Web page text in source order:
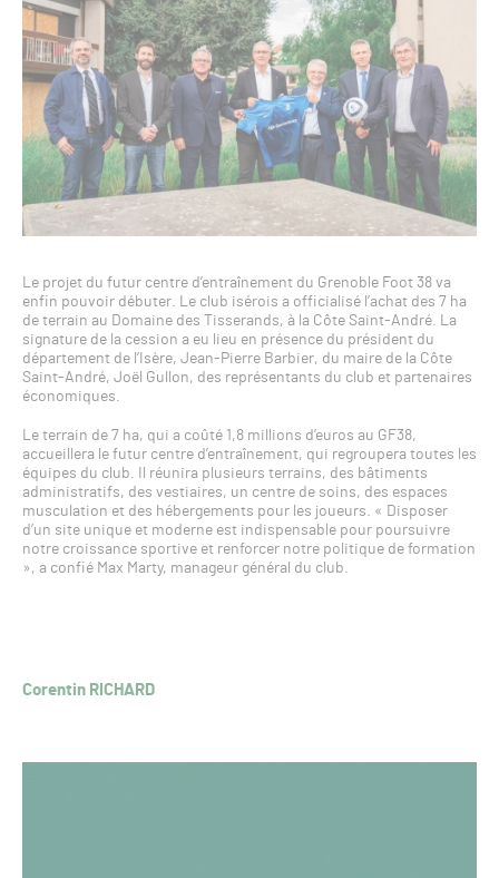
Le projet du futur centre d’entraînement du Grenoble Foot 38 va
enfin pouvoir débuter. Le club isérois a officialisé l’achat des 7 ha
de terrain au Domaine des Tisserands, à la Côte Saint-André. La
signature de la cession a eu lieu en présence du président du
département de l’Isère, Jean-Pierre Barbier, du maire de la Côte
Saint-André, Joël Gullon, des représentants du club et partenaires
économiques.
Le terrain de 7 ha, qui a coûté 1,8 millions d’euros au GF38,
accueillera le futur centre d’entraînement, qui regroupera toutes les
équipes du club. Il réunira plusieurs terrains, des bâtiments
administratifs, des vestiaires, un centre de soins, des espaces
musculation et des hébergements pour les joueurs. « Disposer
d’un site unique et moderne est indispensable pour poursuivre
notre croissance sportive et renforcer notre politique de formation
», a confié Max Marty, manageur général du club.
Corentin RICHARD